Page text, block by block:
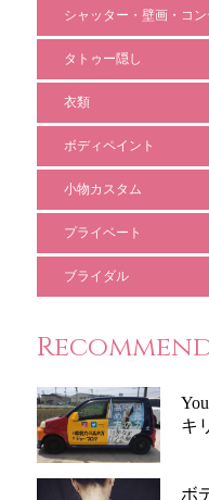
シャッター・壁画・コン
タトゥー隠し
衣類
ボディペイント
小物カスタム
プライベート
ブライダル
キ
ボ